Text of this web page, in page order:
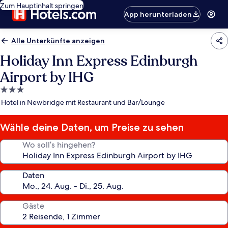
Zum Hauptinhalt springen
App herunterladen
Alle Unterkünfte anzeigen
Holiday Inn Express Edinburgh
Airport by IHG
3.0-
Sterne-
Hotel in Newbridge mit Restaurant und Bar/Lounge
Wähle deine Daten, um Preise zu sehen
Wo soll’s hingehen?
Daten
Gäste